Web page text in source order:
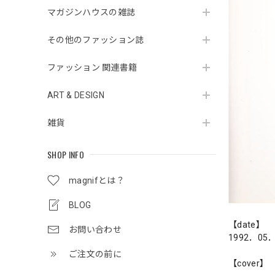
マガジンハウスの雑誌
その他のファッション誌
ファッション 関連書籍
ART & DESIGN
雑貨
SHOP INFO
magnifとは？
BLOG
お問い合わせ
ご注文の前に
【date】
1992．05
【cover】